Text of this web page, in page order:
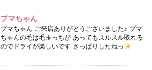
プマちゃん
プマちゃん ご来店ありがとうございました♪ プマ
ちゃんの毛は毛玉っちが あってもスルスル取れる
のでドライが楽しいです さっぱりしたねっ